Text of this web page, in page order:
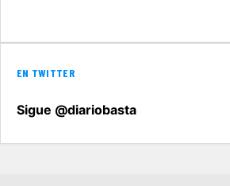
EN TWITTER
Sigue @diariobasta